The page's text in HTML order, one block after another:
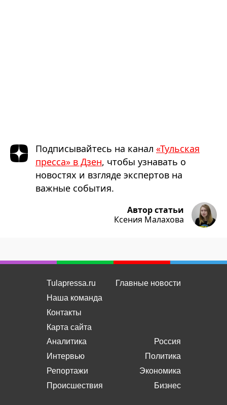
Подписывайтесь на канал «Тульская
пресса» в Дзен, чтобы узнавать о
новостях и взгляде экспертов на
важные события.
Автор статьи
Ксения Малахова
Tulapressa.ru
Наша команда
Контакты
Карта сайта
Главные новости
Аналитика
Интервью
Репортажи
Происшествия
Россия
Политика
Экономика
Бизнес